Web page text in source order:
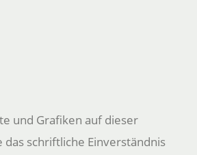
und Grafiken auf dieser
das schriftliche Einverständnis